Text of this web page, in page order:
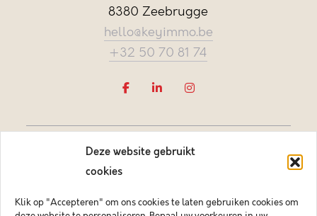
Deze website gebruikt
cookies
Klik op "Accepteren" om ons cookies te laten gebruiken cookies om
8380 Zeebrugge
hello@keyimmo.be
+32 50 70 81 74